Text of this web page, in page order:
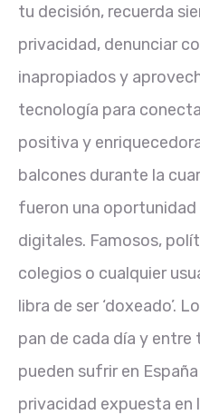
tu decisión, recuerda
privacidad, denunciar
inapropiados y
tecnología para
positiva y
balcones durante la
fueron una oportunidad
digitales. Famosos,
colegios o cualquier
libra de ser ‘doxeado’.
pan de cada día y
pueden sufrir en
privacidad expuesta en